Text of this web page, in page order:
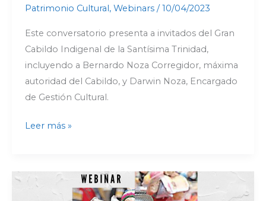
Patrimonio Cultural, Webinars/10/04/2023
Este conversatorio presenta a invitados del Gran
Cabildo Indigenal de la Santísima Trinidad,
incluyendo a Bernardo Noza Corregidor, máxima
autoridad del Cabildo, y Darwin Noza, Encargado
de Gestión Cultural.
Leer más »
Alasita:
Ritualidad,